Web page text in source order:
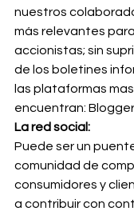
nuestros
más relevantes
accionistas; sin
de los boletines
las plataformas
encuentran:
La red social:
Puede ser un
comunidad de
consumidores y
a contribuir con